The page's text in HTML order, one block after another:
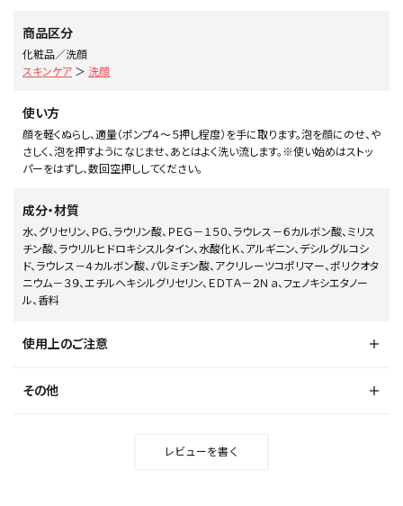
商品区分
化粧品／洗顔
スキンケア ＞ 洗顔
使い方
顔を軽くぬらし、適量（ポンプ４～５押し程度）を手に取ります。泡を顔にのせ、や
さしく、泡を押すようになじませ、あとはよく洗い流します。※使い始めはストッ
パーをはずし、数回空押ししてください。
成分・材質
水、グリセリン、ＰＧ、ラウリン酸、ＰＥＧ－１５０、ラウレス－６カルボン酸、ミリス
チン酸、ラウリルヒドロキシスルタイン、水酸化Ｋ、アルギニン、デシルグルコシ
ド、ラウレス－４カルボン酸、パルミチン酸、アクリレーツコポリマー、ポリクオタ
ニウム－３９、エチルヘキシルグリセリン、ＥＤＴＡ－２Ｎａ、フェノキシエタノー
ル、香料
使用上のご注意
その他
レビューを書く